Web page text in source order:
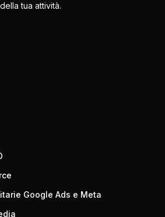
tua attività.
Google Ads e Meta